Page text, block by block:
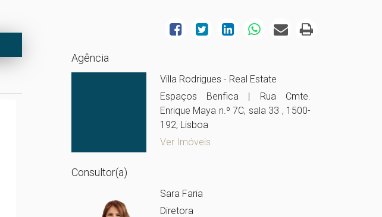
Agência
Villa Rodrigues - Real Estate
Espaços Benfica | Rua Cmte.
Enrique Maya n.º 7C, sala 33 , 1500-
192, Lisboa
Ver Imóveis
Consultor(a)
Sara Faria
Diretora